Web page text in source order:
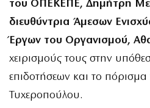
του ΟΠΕΚΕΠΕ, Δημήτρη
διευθύντρια Άμεσων
Έργων του Οργανισμού,
χειρισμούς τους στην
επιδοτήσεων και το
Τυχεροπούλου.